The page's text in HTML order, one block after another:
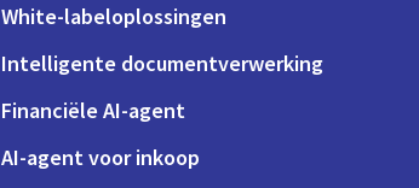
White-labeloplossingen
Intelligente documentverwerking
Financiële AI-agent
AI-agent voor inkoop